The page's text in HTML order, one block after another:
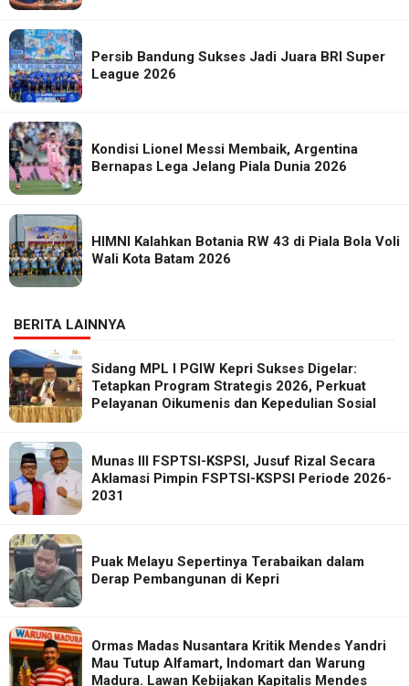
Persib Bandung Sukses Jadi Juara BRI Super
League 2026
Kondisi Lionel Messi Membaik, Argentina
Bernapas Lega Jelang Piala Dunia 2026
HIMNI Kalahkan Botania RW 43 di Piala Bola Voli
Wali Kota Batam 2026
BERITA LAINNYA
Sidang MPL I PGIW Kepri Sukses Digelar:
Tetapkan Program Strategis 2026, Perkuat
Pelayanan Oikumenis dan Kepedulian Sosial
Munas III FSPTSI-KSPSI, Jusuf Rizal Secara
Aklamasi Pimpin FSPTSI-KSPSI Periode 2026-
2031
Puak Melayu Sepertinya Terabaikan dalam
Derap Pembangunan di Kepri
Ormas Madas Nusantara Kritik Mendes Yandri
Mau Tutup Alfamart, Indomart dan Warung
Madura. Lawan Kebijakan Kapitalis Mendes